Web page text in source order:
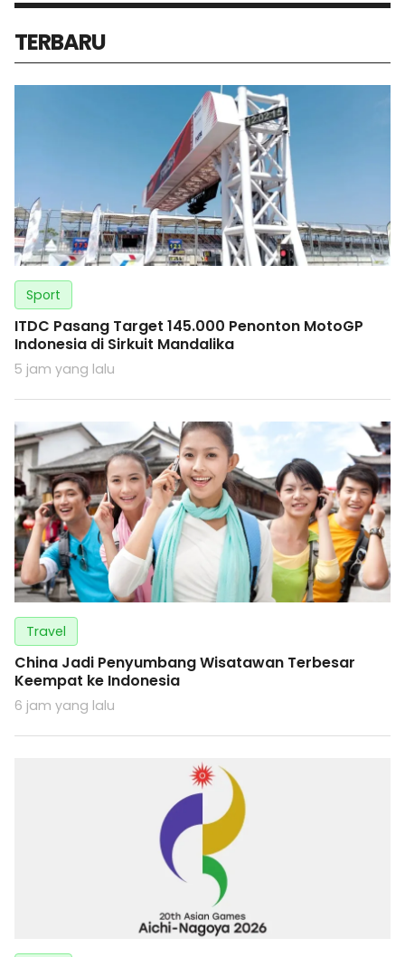
TERBARU
Sport
ITDC Pasang Target 145.000 Penonton MotoGP
Indonesia di Sirkuit Mandalika
5 jam yang lalu
Travel
China Jadi Penyumbang Wisatawan Terbesar
Keempat ke Indonesia
6 jam yang lalu